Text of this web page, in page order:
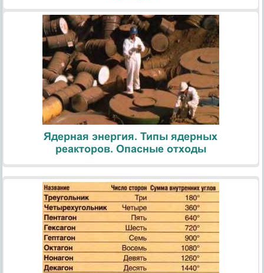
Ядерная энергия. Типы ядерных
реакторов. Опасные отходы